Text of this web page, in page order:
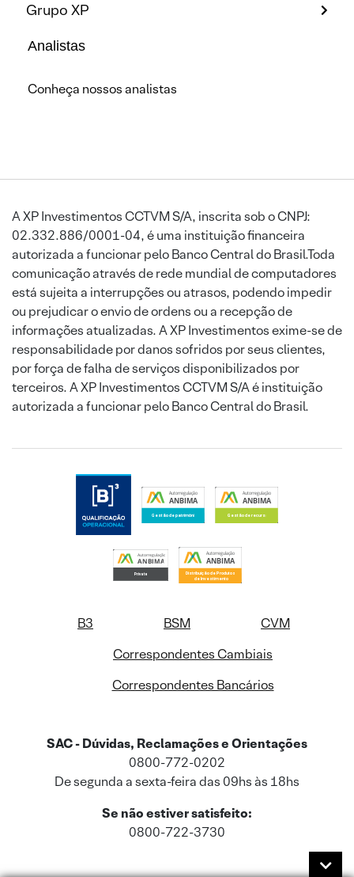
Grupo XP
Analistas
Conheça nossos analistas
A XP Investimentos CCTVM S/A, inscrita sob o CNPJ:
02.332.886/0001-04, é uma instituição financeira
autorizada a funcionar pelo Banco Central do Brasil.Toda
comunicação através de rede mundial de computadores
está sujeita a interrupções ou atrasos, podendo impedir
ou prejudicar o envio de ordens ou a recepção de
informações atualizadas. A XP Investimentos exime-se de
responsabilidade por danos sofridos por seus clientes,
por força de falha de serviços disponibilizados por
terceiros. A XP Investimentos CCTVM S/A é instituição
autorizada a funcionar pelo Banco Central do Brasil.
B3 BSM
CVM
Correspondentes Cambiais
Correspondentes Bancários
SAC - Dúvidas, Reclamações e Orientações
0800-772-0202
De segunda a sexta-feira das 09hs às 18hs
Se não estiver satisfeito:
0800-722-3730